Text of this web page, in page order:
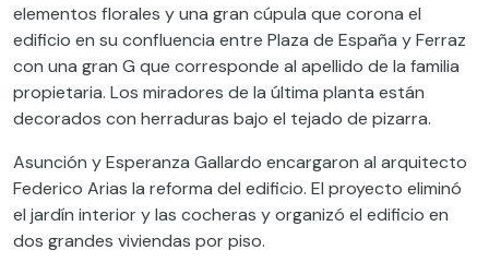
elementos florales y una gran cúpula que corona el
edificio en su confluencia entre Plaza de España y Ferraz
con una gran G que corresponde al apellido de la familia
propietaria. Los miradores de la última planta están
decorados con herraduras bajo el tejado de pizarra.
Asunción y Esperanza Gallardo encargaron al arquitecto
Federico Arias la reforma del edificio. El proyecto eliminó
el jardín interior y las cocheras y organizó el edificio en
dos grandes viviendas por piso.